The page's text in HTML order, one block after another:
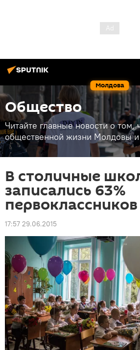
Молдова
Общество
Читайте главные новости о том,
общественной жизни Молдовы
В столичные
записались 63%
первоклассников
17:57 29.06.2015